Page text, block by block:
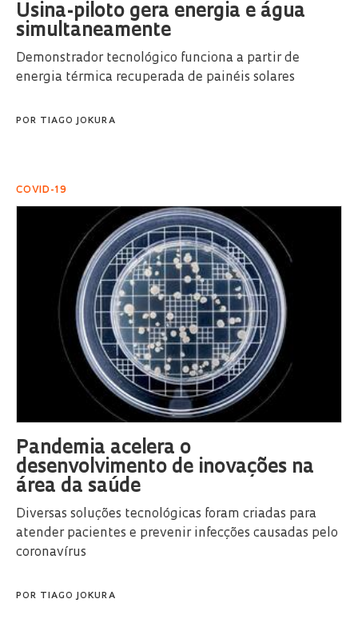
Usina-piloto gera energia e água
simultaneamente
Demonstrador tecnológico funciona a partir de
energia térmica recuperada de painéis solares
POR TIAGO JOKURA
COVID-19
Pandemia acelera o
desenvolvimento de inovações na
área da saúde
Diversas soluções tecnológicas foram criadas para
atender pacientes e prevenir infecções causadas pelo
coronavírus
POR TIAGO JOKURA